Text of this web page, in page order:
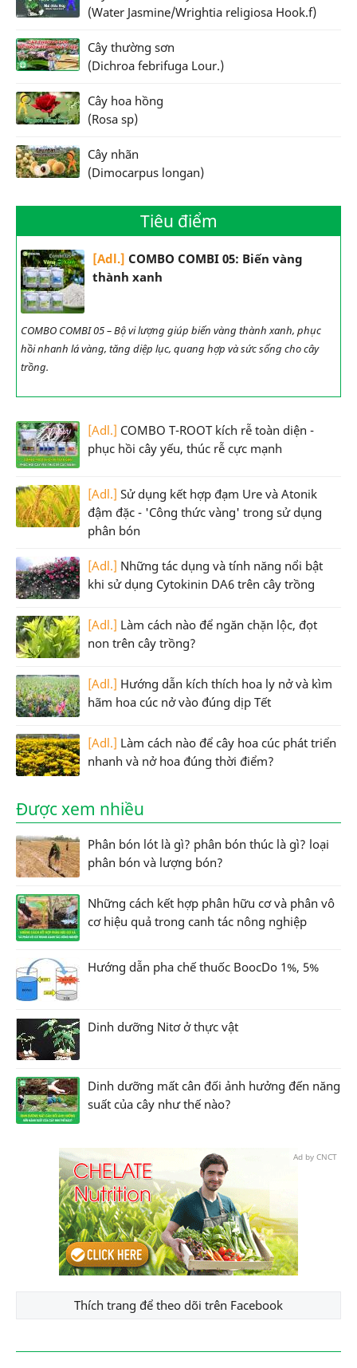
(Water Jasmine/Wrightia religiosa Hook.f)
Cây thường sơn
(Dichroa febrifuga Lour.)
Cây hoa hồng
(Rosa sp)
Cây nhãn
(Dimocarpus longan)
Tiêu điểm
[Adl.] COMBO COMBI 05: Biến vàng
thành xanh
COMBO COMBI 05 – Bộ vi lượng giúp biến vàng thành xanh, phục
hồi nhanh lá vàng, tăng diệp lục, quang hợp và sức sống cho cây
trồng.
[Adl.] COMBO T-ROOT kích rễ toàn diện -
phục hồi cây yếu, thúc rễ cực mạnh
[Adl.] Sử dụng kết hợp đạm Ure và Atonik
đậm đặc - 'Công thức vàng' trong sử dụng
phân bón
[Adl.] Những tác dụng và tính năng nổi bật
khi sử dụng Cytokinin DA6 trên cây trồng
[Adl.] Làm cách nào để ngăn chặn lộc, đọt
non trên cây trồng?
[Adl.] Hướng dẫn kích thích hoa ly nở và kìm
hãm hoa cúc nở vào đúng dịp Tết
[Adl.] Làm cách nào để cây hoa cúc phát triển
nhanh và nở hoa đúng thời điểm?
Được xem nhiều
Phân bón lót là gì? phân bón thúc là gì? loại
phân bón và lượng bón?
Những cách kết hợp phân hữu cơ và phân vô
cơ hiệu quả trong canh tác nông nghiệp
Hướng dẫn pha chế thuốc BoocDo 1%, 5%
Dinh dưỡng Nitơ ở thực vật
Dinh dưỡng mất cân đối ảnh hưởng đến năng
suất của cây như thế nào?
Ad by CNCT
Thích trang để theo dõi trên Facebook